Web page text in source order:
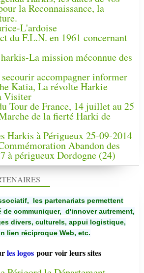
la Reconnaissance, la
L'ardoise
du F.L.N. en 1961 concernant
La mission méconnue des
accompagner informer
Katia, La révolte Harkie
Visiter
Tour de France, 14 juillet au 25
de la fierté Harki de
Harkis à Périgueux 25-09-2014
Abandon des
à périgueux Dordogne (24)
les partenariats permettent
communiquer, d'innover autrement,
divers, culturels, appui logistique,
lien réciproque Web, etc.
les logos pour voir leurs sites